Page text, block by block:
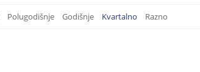
Polugodišnje Godišnje Kvartalno Razno